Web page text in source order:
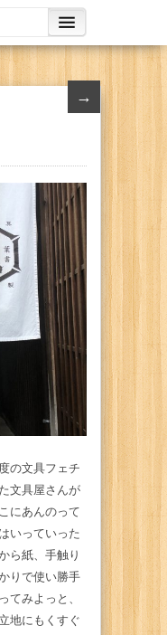
→
の文具フェチ
文具屋さんが
にあんのって
いっていった
ら紙、手触り
りで使い勝手
てみよっと、
地にもくすぐ